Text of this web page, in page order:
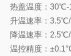
热盖温度：
升温速率：
降温速率：
温控精度：